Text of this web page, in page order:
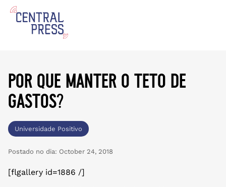
por que manter o teto de
gastos?
Universidade Positivo
Postado no dia: October 24, 2018
[flgallery id=1886 /]